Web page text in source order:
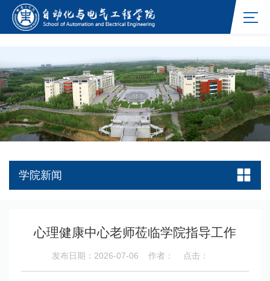
williamhill官网网站
学院新闻
心理健康中心老师莅临学院指导工作
发布日期：2026-07-06 作者： 点击：